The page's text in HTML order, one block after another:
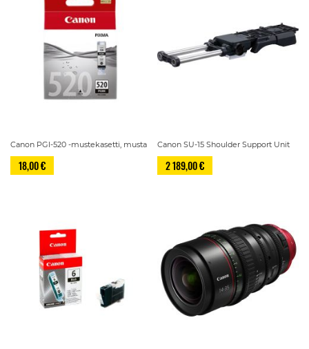
Canon PGI-520 -mustekasetti, musta
18,00 €
Canon SU-15 Shoulder Support Unit
2 189,00 €